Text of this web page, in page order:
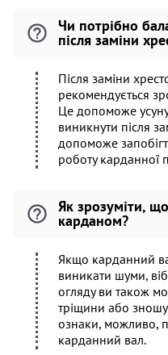
Чи потрібно
після заміни
Після заміни
рекомендується
Це допоможе
виникнути після
допоможе
роботу карданної
Як зрозуміти,
карданом?
Якщо карданний
виникати шуми,
огляду ви також
тріщини або
ознаки, можливо,
карданний вал.